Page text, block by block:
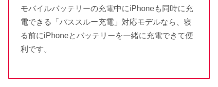
モバイルバッテリーの充電中にiPhoneも同時に充
電できる「パススルー充電」対応モデルなら、寝
る前にiPhoneとバッテリーを一緒に充電できて便
利です。